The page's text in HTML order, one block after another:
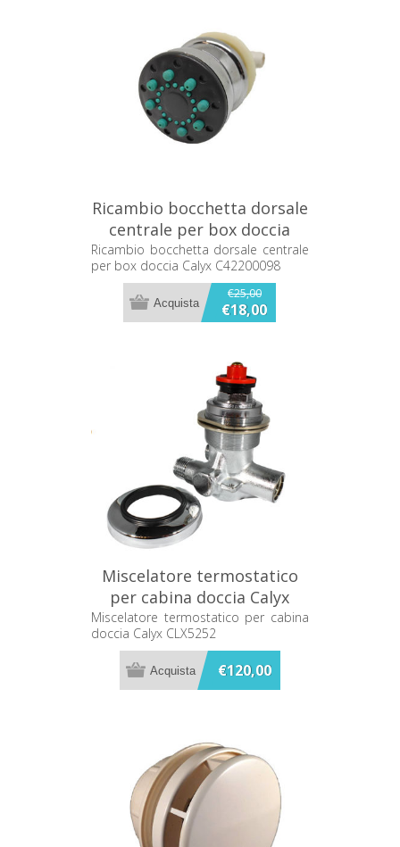
Ricambio bocchetta dorsale
centrale per box doccia
Calyx C42200098
Ricambio bocchetta dorsale centrale
per box doccia Calyx C42200098
€25,00
€18,00
Miscelatore termostatico
per cabina doccia Calyx
CLX5252
Miscelatore termostatico per cabina
doccia Calyx CLX5252
€120,00